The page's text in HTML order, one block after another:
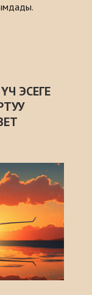
анализи
ЭСЕГЕ